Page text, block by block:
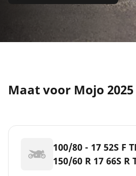
Maat voor Mojo 2025
100/80 - 17 52S F
150/60 R 17 66S R